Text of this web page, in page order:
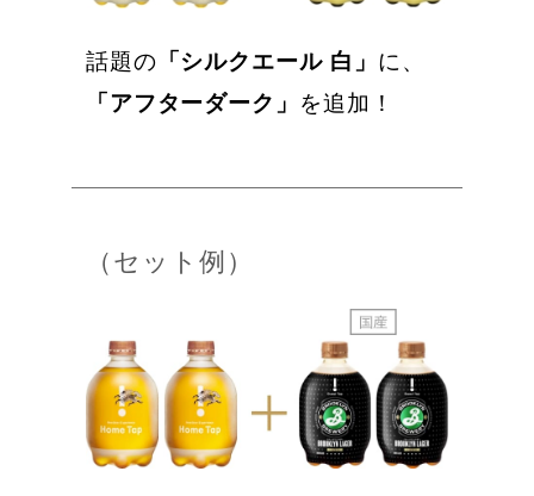
話題の 「シルクエール 白」 に、
「アフターダーク」 を追加！
（セット例）